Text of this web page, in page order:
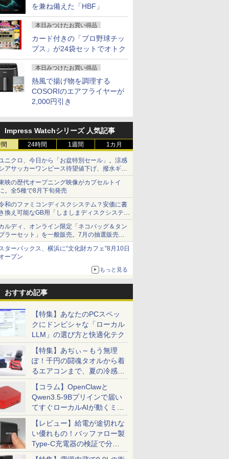
を兼ね備えた「HBF」
本日みつけたお買い得品
カード付きの「プロ野球チッ
プス」が24袋セットでオトク
本日みつけたお買い得品
熱風で揚げ物を調理する
COSORIのエアフライヤーが
2,000円引き
Impress Watchシリーズ 人気記事
24時間 1週間 1カ月
ニクロ、今日から「お盆特別セール」。涼感
アサッカーワンピース待望値下げ、撥水ギア
ョーツは1990円に
映の歴代オープニング映像がカプセルトイ
。全5種で8月下旬発売
和のファミコンディスクシステム？安価に書
換え可能なGB用「しましまディスクシステ
」
ルディ、オンライン限定「ネコバッグ＆タン
ラーセット」を一般販売。7月の抽選販売の
選無効分
ターバックス、横浜に“文化財カフェ”8月10日
ープン
もっと見る
おすすめ記事
【特集】あなたのPCスペッ
クにドンピシャな「ローカル
LLM」の選び方と快適化テク
【特集】あぢぃ～もう無理
ぽ！千円の闘魂タオルから着
るエアコンまで、夏の冷感グ
ッズ一挙紹介
【コラム】OpenClawと
Qwen3.5-9Bプリインで届い
てすぐローカルAIが動くミニ
PC「SER9 Pro」
【レビュー】給電が途切れな
い優れもの！バッファロー製
Type-C充電器の検証で分か
ったこと